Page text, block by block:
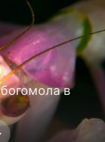
в
Контакты